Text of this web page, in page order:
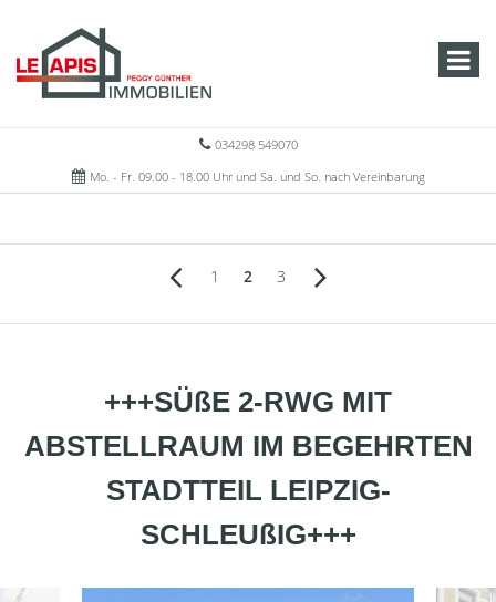
034298 549070
Mo. - Fr. 09.00 - 18.00 Uhr und Sa. und So. nach Vereinbarung
1 2 3
+++SÜßE 2-RWG MIT
ABSTELLRAUM IM BEGEHRTEN
STADTTEIL LEIPZIG-
SCHLEUßIG+++